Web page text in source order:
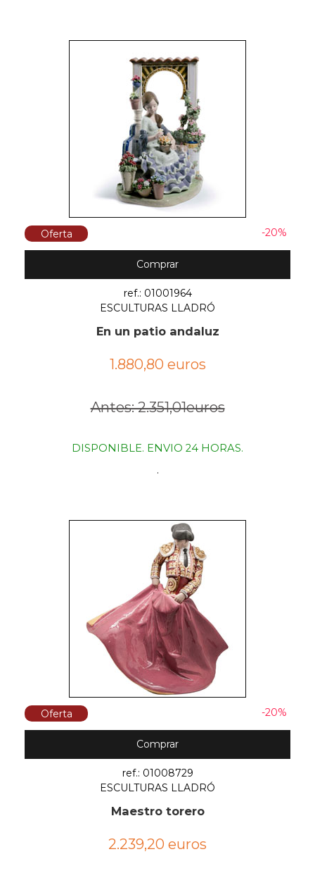
Oferta -20%
Comprar
ref.: 01001964
ESCULTURAS LLADRÓ
En un patio andaluz
1.880,80 euros
Antes: 2.351,01euros
DISPONIBLE. ENVIO 24 HORAS.
.
Oferta -20%
Comprar
ref.: 01008729
ESCULTURAS LLADRÓ
Maestro torero
2.239,20 euros